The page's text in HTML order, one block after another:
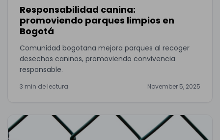
Responsabilidad canina:
promoviendo parques limpios en
Bogotá
Comunidad bogotana mejora parques al recoger
desechos caninos, promoviendo convivencia
responsable.
3 min de lectura November 5, 2025